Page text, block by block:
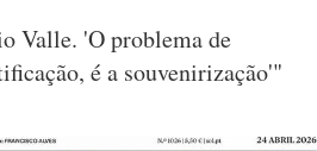
Valle. 'O problema de
é a souvenirização'"